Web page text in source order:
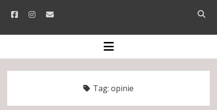
facebookinstagram
email
Open
bar
open
menu
Tag: opinie